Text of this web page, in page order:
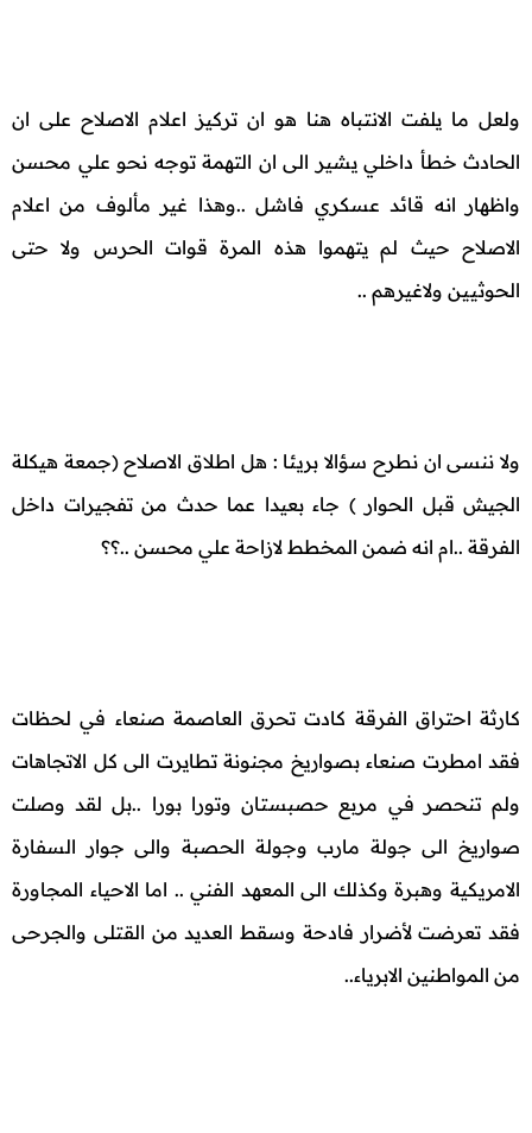
ولعل ما يلفت الانتباه هنا هو ان تركيز اعلام الاصلاح على ان
الحادث خطأ داخلي يشير الى ان التهمة توجه نحو علي محسن
واظهار انه قائد عسكري فاشل ..وهذا غير مألوف من اعلام
الاصلاح حيث لم يتهموا هذه المرة قوات الحرس ولا حتى
الحوثيين ولاغيرهم ..
ولا ننسى ان نطرح سؤالا بريئا : هل اطلاق الاصلاح (جمعة هيكلة
الجيش قبل الحوار ) جاء بعيدا عما حدث من تفجيرات داخل
الفرقة ..ام انه ضمن المخطط لازاحة علي محسن ..؟؟
كارثة احتراق الفرقة كادت تحرق العاصمة صنعاء في لحظات
فقد امطرت صنعاء بصواريخ مجنونة تطايرت الى كل الاتجاهات
ولم تنحصر في مربع حصبستان وتورا بورا ..بل لقد وصلت
صواريخ الى جولة مارب وجولة الحصبة والى جوار السفارة
الامريكية وهبرة وكذلك الى المعهد الفني .. اما الاحياء المجاورة
فقد تعرضت لأضرار فادحة وسقط العديد من القتلى والجرحى
من المواطنين الابرياء..